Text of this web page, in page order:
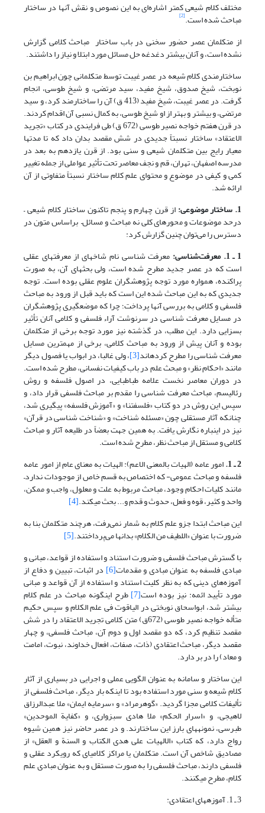
مختلف کلام شیعی کمتر اشاره‌ای به این نصوص و نقش آنها در ساختار
مباحث شده است.[2]
از متکلمان عصر حضور سخنی در باب ساختار مباحث کلامی گزارش
نشده است، و آنان بیشتر دغدغه حل مسائل مورد ابتلا و نیاز را داشتند.
ساختارمندی کلام شیعه در عصر غیبت توسط متکلمانی چون ابراهیم بن
نوبخت، شیخ صدوق، شیخ مفید، سید مرتضی، و شیخ طوسی، انجام
گرفت. در عصر غیبت، شیخ مفید (413 ق) آن را ساختارمند کرد، و سید
مرتضی، و بیشتر و بهتر از او شیخ طوسی، به کمال نسبی آن اقدام کردند.
در قرن هفتم خواجه نصیر طوسی (672 ق) طی فرایندی در کتاب «تجرید
الاعتقاد» ساختار نسبتاً جدیدی در شش مقصد بدان داد که تا مدتها
معیار رایج بین متکلمان شیعی و سنی بود. از قرن یازدهم به بعد در
مدرسه اصفهان، تهران، قم و نجف معاصر تحت تأثیر عواملی از جمله تغییر
کمی و کیفی در موضوع و محتوای علم کلام ساختار نسبتاً متفاوتی از آن
ارائه شد.
1. ساختار موضوعی:
از قرن چهارم و پنجم تاکنون ساختار کلام شیعی –
درحد موضوعات و محورهای کلی نه مباحث و مسائل– براساس متون در
دسترس را می‌توان چنین گزارش کرد:
1 ـ 1. معرفت‌شناسی
: معرفت شناسی نام شاخه‎ای از معرفت‎های عقلی
است که در عصر جدید مطرح شده است، ولی بحث‎های آن، به صورت
پراکنده، همواره مورد توجه پژوهشگران علوم عقلی بوده است. توجه
جدیدی که به این مباحث شده این است که باید قبل از ورود به مباحث
فلسفی و کلامی به بررسی آنها پرداخت؛ چرا که موضع‏گیری پژوهش‎گران
در مسایل معرفت شناسی در سرنوشت آراء فلسفی و کلامی آنان تأثیر
بسزایی دارد. این مطلب، در گذشته نیز مورد توجه برخی از متکلمان
بوده و آنان پیش از ورود به مباحث کلامی، برخی از مهم‏ترین مسایل
معرفت شناسی را مطرح کرده‏اند[3] ، ولی غالبا، در ابواب یا فصول دیگر
مانند «احکام نظر» و مبحث علم در باب کیفیات نفسانی، مطرح شده است.
در دوران معاصر نخست علامه طباطبایی، در اصول فلسفه و روش
رئالیسم، مباحث معرفت شناسی را مقدم بر مباحث فلسفی قرار داد، و
سپس این روش در دو کتاب «فلسفتنا» و «آموزش فلسفه» پی‎گیری شد،
چنان‏که آثار مستقلی چون «مسئله شناخت» و «شناخت شناسی در قرآن»
نیز در این‎باره نگارش یافت. به همین جهت بعضاً در طلیعه آثار و مباحث
کلامی و مستقل از مباحث نظر، مطرح شده است.
2 ـ 1.
امور عامه (الهیات بالمعنی الاعم): الهیات به معنای عام از امور عامه
فلسفه و مباحث عمومی- که اختصاص به قسم خاص از موجودات ندارد–
مانند کلیات احکام وجود، مباحث مربوط به علت و معلول، واجب و ممکن،
واحد و کثیر، قوه و فعل، حدوث و قدم و... بحث می‎کند.
[4]
این مباحث ابتدا جزو علم کلام به شمار نمی‌رفت، هرچند متکلمان بنا به
ضرورت با عنوان «اللطیف من الکلام» بدانها می‌پرداختند.[5]
با گسترش مباحث فلسفی و ضرورت استناد و استفاده از قواعد، مبانی و
مبادی فلسفه به عنوان مبادی و مقدمات[6] در اثبات، تبیین و دفاع از
آموزه‌های دینی که به نظر کلیت استناد و استفاده از آن قواعد و مبانی
مورد تأیید ائمه: نیز بوده است[7] طرح اینگونه مباحث در علم کلام
بیشتر شد، ابواسحاق نوبختی در الیاقوت فی علم الکلام و سپس حکیم
متأله خواجه نصیر طوسی (672ق) متن کلامی تجرید الاعتقاد را در شش
مقصد تنظیم کرد، که دو مقصد اول و دوم آن، مباحث فلسفی، و چهار
مقصد دیگر، مباحث اعتقادی (ذات، صفات، افعال خداوند، نبوت، امامت
و معاد) را در بر دارد.
این ساختار و سامانه به عنوان الگویی عملی و اجرایی در بسیاری از آثار
کلام شیعه و سنی مورد استفاده بود تا اینکه بار دیگر، مباحث فلسفی از
تألیفات کلامی مجزا گردید. «گوهرمراد» و «سرمایه ایمان» ملا عبدالرزاق
لاهیجی، و «اسرار الحکم» ملا هادی سبزواری، و «کفایة الموحدین»
طبرسی، نمونه‏های بارز این ساختارند. و در عصر حاضر نیز همین شیوه
رواج دارد، که کتاب «الالهیات علی هدی الکتاب و السنة و العقل» از
مصادیق شاخص آن است. متکلمان یا مراکز کلامی‎ای که رویکرد عقلی و
فلسفی دارند، مباحث فلسفی را به صورت مستقل و به عنوان مبادی علم
کلام، مطرح می‏کنند.
3 ـ 1. آموزه‏های اعتقادی: